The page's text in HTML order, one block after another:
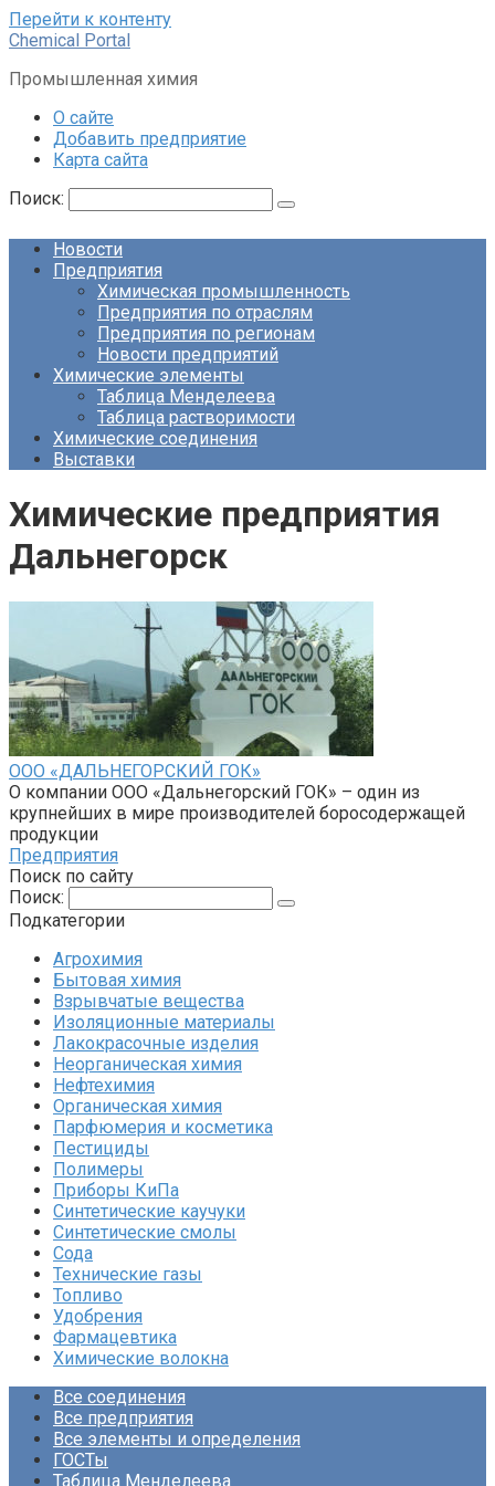
Перейти к контенту
Chemical Portal
Промышленная химия
О сайте
Добавить предприятие
Карта сайта
Поиск:
Новости
Предприятия
Химическая промышленность
Предприятия по отраслям
Предприятия по регионам
Новости предприятий
Химические элементы
Таблица Менделеева
Таблица растворимости
Химические соединения
Выставки
Химические предприятия
Дальнегорск
ООО «ДАЛЬНЕГОРСКИЙ ГОК»
О компании ООО «Дальнегорский ГОК» – один из
крупнейших в мире производителей боросодержащей
продукции
Предприятия
Поиск по сайту
Поиск:
Подкатегории
Агрохимия
Бытовая химия
Взрывчатые вещества
Изоляционные материалы
Лакокрасочные изделия
Неорганическая химия
Нефтехимия
Органическая химия
Парфюмерия и косметика
Пестициды
Полимеры
Приборы КиПа
Синтетические каучуки
Синтетические смолы
Сода
Технические газы
Топливо
Удобрения
Фармацевтика
Химические волокна
Все соединения
Все предприятия
Все элементы и определения
ГОСТы
Таблица Менделеева